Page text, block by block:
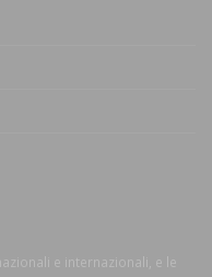
e internazionali, e le